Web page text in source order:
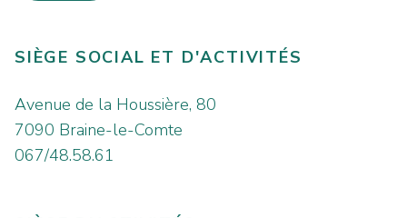
SIÈGE SOCIAL ET D'ACTIVITÉS
Avenue de la Houssière, 80
7090 Braine-le-Comte
067/48.58.61